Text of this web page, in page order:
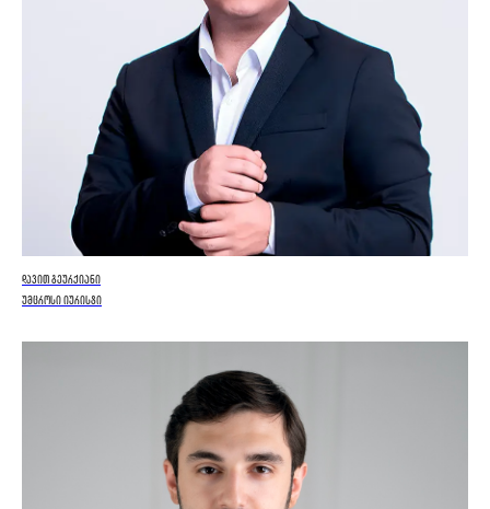
დავით გეურქიანი
უმცროსი იურისტი